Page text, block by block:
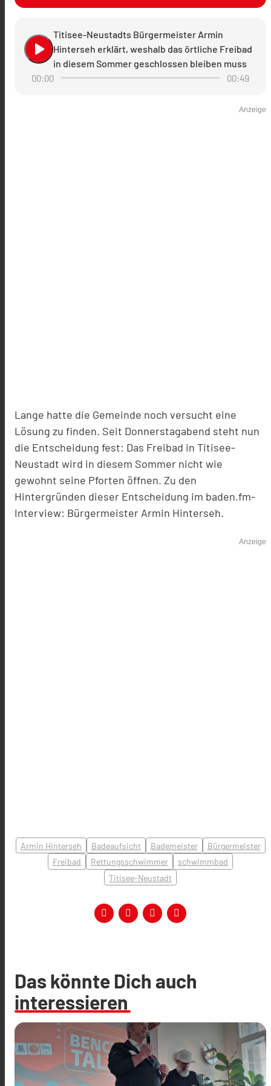
play_arrow
Titisee-Neustadts Bürgermeister Armin
Hinterseh erklärt, weshalb das örtliche Freibad
in diesem Sommer geschlossen bleiben muss
00:00
00:49
Anzeige
Lange hatte die Gemeinde noch versucht eine
Lösung zu finden. Seit Donnerstagabend steht nun
die Entscheidung fest: Das Freibad in Titisee-
Neustadt wird in diesem Sommer nicht wie
gewohnt seine Pforten öffnen. Zu den
Hintergründen dieser Entscheidung im baden.fm-
Interview: Bürgermeister Armin Hinterseh.
Anzeige
Armin Hinterseh Badeaufsicht Bademeister
Bürgermeister
Freibad
Rettungsschwimmer
schwimmbad
Titisee-Neustadt
Das könnte Dich auch
interessieren